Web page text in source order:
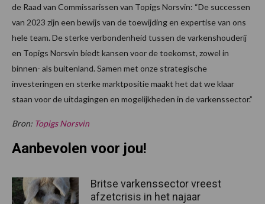
de Raad van Commissarissen van Topigs Norsvin: “De successen
van 2023 zijn een bewijs van de toewijding en expertise van ons
hele team. De sterke verbondenheid tussen de varkenshouderij
en Topigs Norsvin biedt kansen voor de toekomst, zowel in
binnen- als buitenland. Samen met onze strategische
investeringen en sterke marktpositie maakt het dat we klaar
staan voor de uitdagingen en mogelijkheden in de varkenssector.”
Bron: Topigs Norsvin
Aanbevolen voor jou!
Britse varkenssector vreest
afzetcrisis in het najaar